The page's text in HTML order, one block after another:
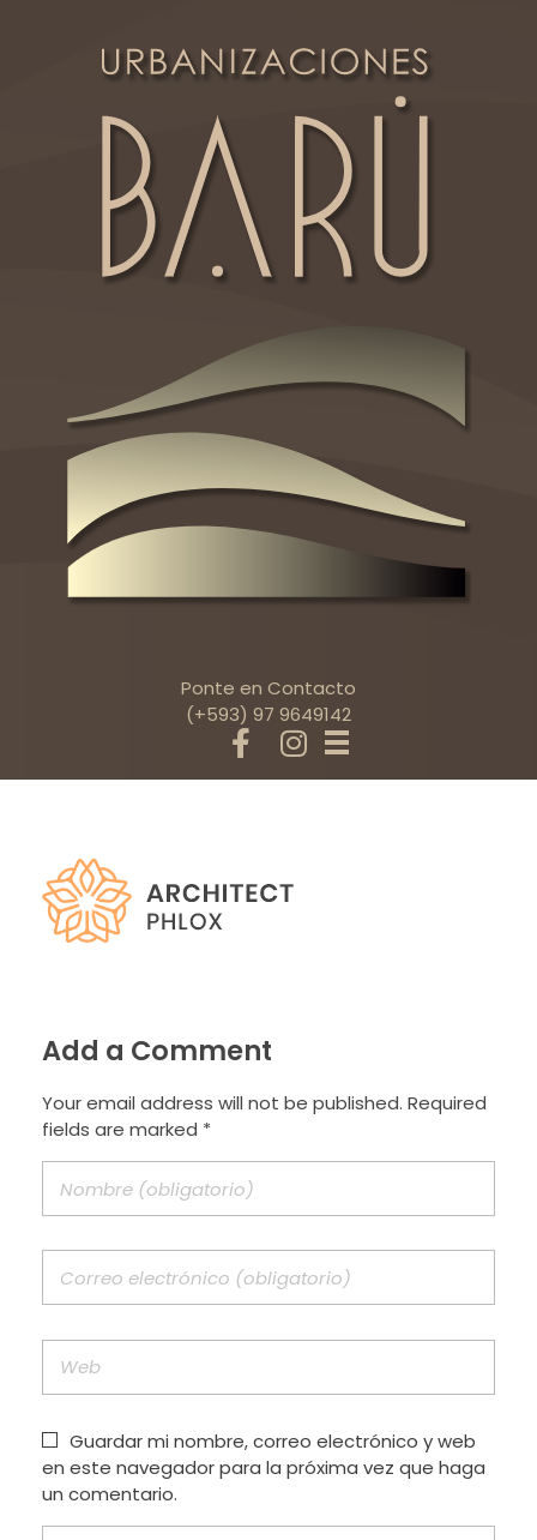
Ponte en Contacto
(+593) 97 9649142
Add a Comment
Your email address will not be published. Required
fields are marked *
Guardar mi nombre, correo electrónico y web
en este navegador para la próxima vez que haga
un comentario.